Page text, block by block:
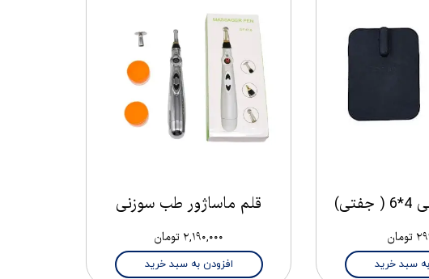
سبد خرید
قلم ماساژور طب سوزنی
۲,۱۹۰,۰۰۰ تومان
افزودن به سبد خرید